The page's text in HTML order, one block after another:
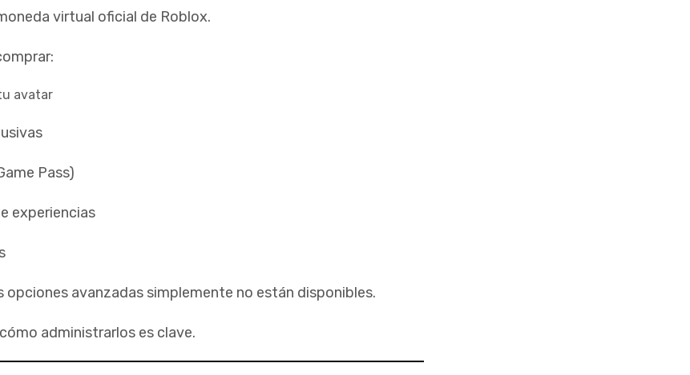
virtual oficial de Roblox.
avatar
Pass)
experiencias
opciones avanzadas simplemente no están disponibles.
administrarlos es clave.